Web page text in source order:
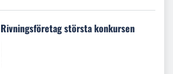
Rivningsföretag största konkursen